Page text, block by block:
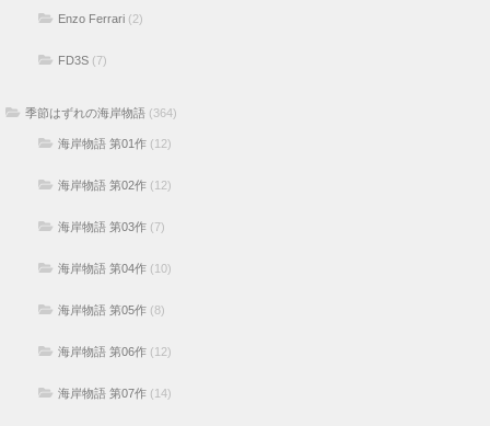
Enzo Ferrari (2)
FD3S (7)
季節はずれの海岸物語 (364)
海岸物語 第01作 (12)
海岸物語 第02作 (12)
海岸物語 第03作 (7)
海岸物語 第04作 (10)
海岸物語 第05作 (8)
海岸物語 第06作 (12)
海岸物語 第07作 (14)